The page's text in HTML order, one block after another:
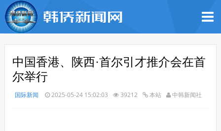
中国香港、陕西·首尔引才推介会在首
尔举行
国际新闻 2025-05-24 15:02:03 39212 本站 中韩新闻社